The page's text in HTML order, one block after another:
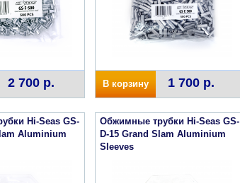
2 700 р. В корзину 1 700 р.
Hi-Seas GS-
Aluminium
Обжимные трубки Hi-Seas GS-
D-15 Grand Slam Aluminium
Sleeves